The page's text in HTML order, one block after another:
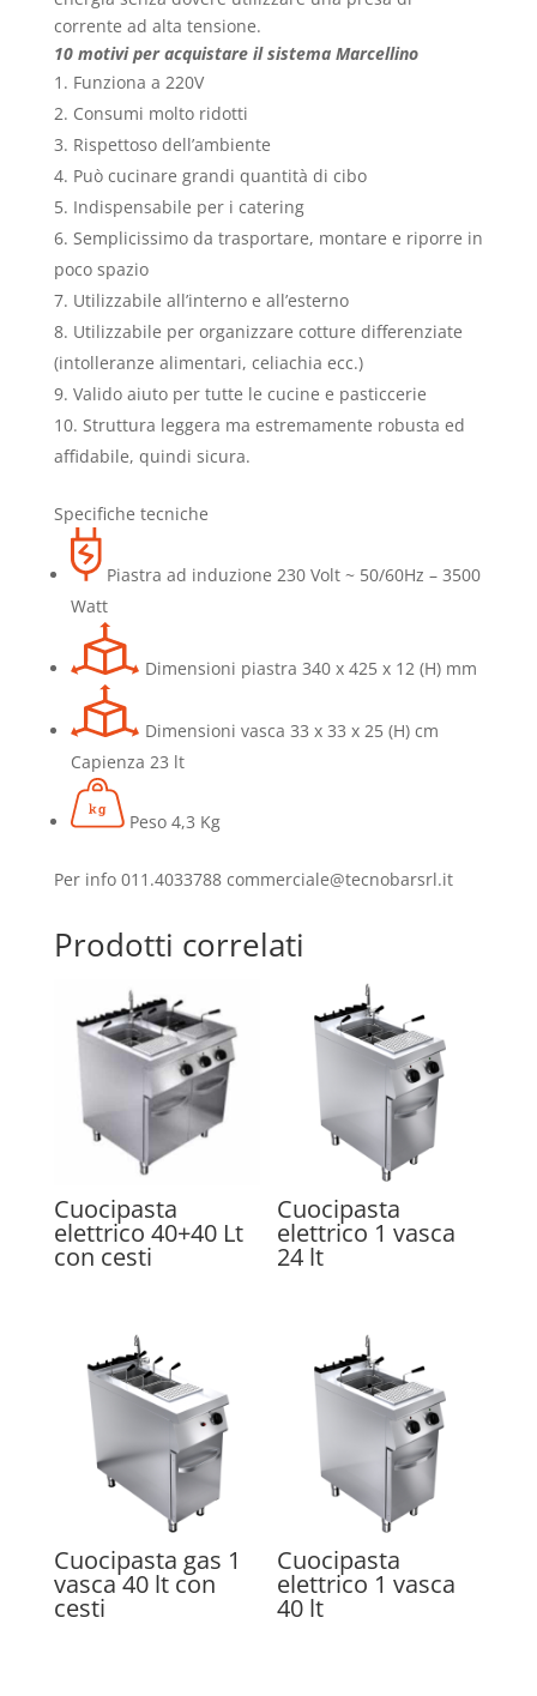
corrente ad alta tensione.
10 motivi per acquistare il sistema Marcellino
Funziona a 220V
Consumi molto ridotti
Rispettoso dell’ambiente
Può cucinare grandi quantità di cibo
Indispensabile per i catering
Semplicissimo da trasportare, montare e riporre in
poco spazio
Utilizzabile all’interno e all’esterno
Utilizzabile per organizzare cotture differenziate
(intolleranze alimentari, celiachia ecc.)
Valido aiuto per tutte le cucine e pasticcerie
Struttura leggera ma estremamente robusta ed
affidabile, quindi sicura.
Specifiche tecniche
Piastra ad induzione 230 Volt ~ 50/60Hz – 3500
Watt
Dimensioni piastra 340 x 425 x 12 (H) mm
Dimensioni vasca 33 x 33 x 25 (H) cm
Capienza 23 lt
Peso 4,3 Kg
Per info 011.4033788 commerciale@tecnobarsrl.it
Prodotti correlati
Cuocipasta
elettrico 40+40 Lt
con cesti
Cuocipasta
elettrico 1 vasca
24 lt
Cuocipasta gas 1
vasca 40 lt con
cesti
Cuocipasta
elettrico 1 vasca
40 lt